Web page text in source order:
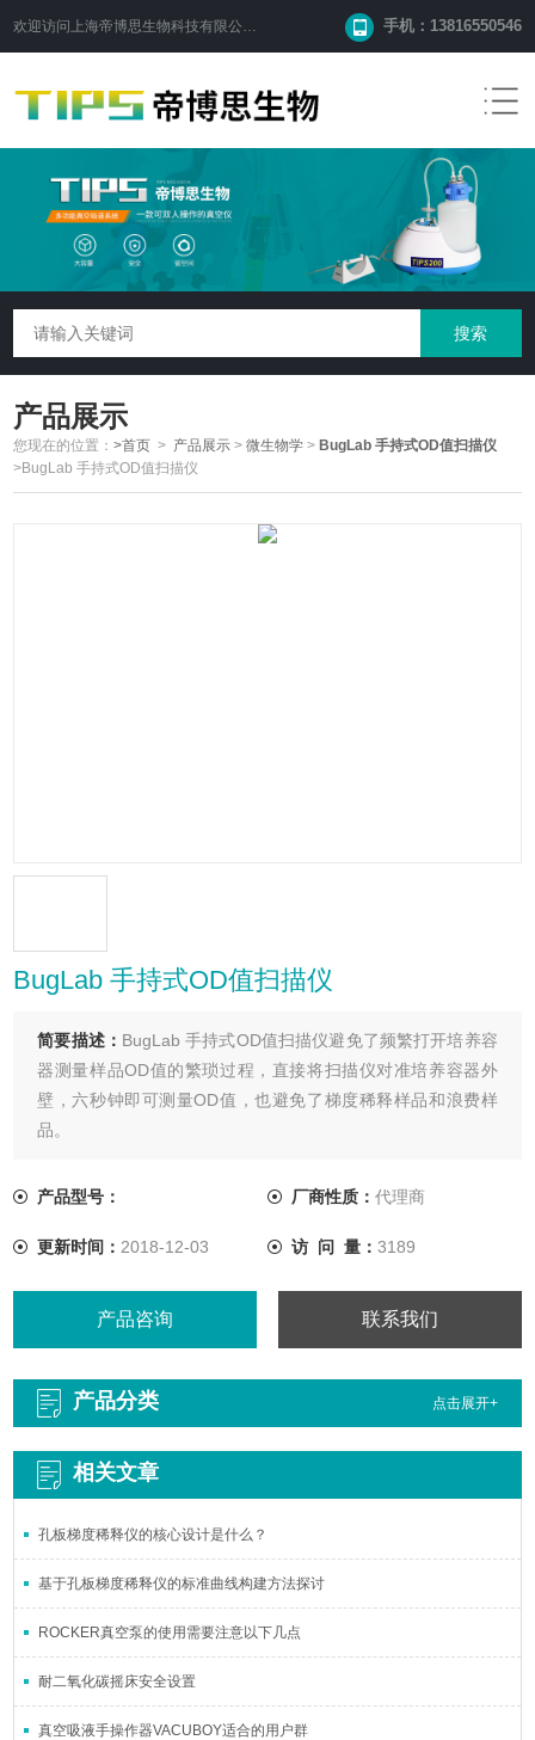
欢迎访问 上海帝博思生物科技有限公司 手机：13816550546
产品展示
您现在的位置：>首页 > 产品展示 >微生物学 >BugLab 手持式OD值扫描仪
>BugLab 手持式OD值扫描仪
BugLab 手持式OD值扫描仪
简要描述： BugLab 手持式OD值扫描仪避免了频繁打开培养容
器测量样品OD值的繁琐过程，直接将扫描仪对准培养容器外
壁，六秒钟即可测量OD值，也避免了梯度稀释样品和浪费样
品。
产品型号： 厂商性质： 代理商
更新时间： 2018-12-03 访 问 量： 3189
产品咨询 联系我们
产品分类 点击展开+
相关文章
孔板梯度稀释仪的核心设计是什么？
基于孔板梯度稀释仪的标准曲线构建方法探讨
ROCKER真空泵的使用需要注意以下几点
耐二氧化碳摇床安全设置
真空吸液手操作器VACUBOY适合的用户群